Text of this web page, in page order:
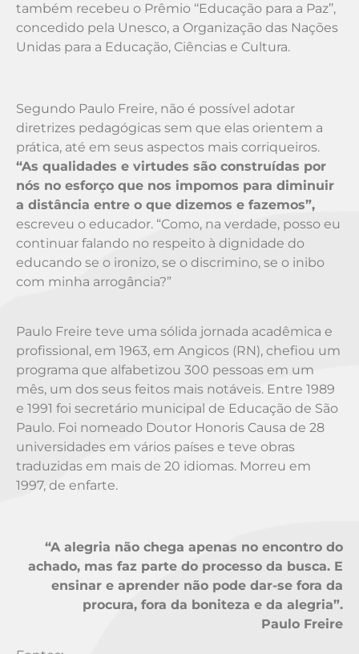
também recebeu o Prêmio ‘‘Educação para a Paz’’,
concedido pela Unesco, a Organização das Nações
Unidas para a Educação, Ciências e Cultura.
Segundo Paulo Freire, não é possível adotar
diretrizes pedagógicas sem que elas orientem a
prática, até em seus aspectos mais corriqueiros.
“As qualidades e virtudes são construídas por
nós no esforço que nos impomos para diminuir
a distância entre o que dizemos e fazemos”,
escreveu o educador. “Como, na verdade, posso eu
continuar falando no respeito à dignidade do
educando se o ironizo, se o discrimino, se o inibo
com minha arrogância?”
Paulo Freire teve uma sólida jornada acadêmica e
profissional, em 1963, em Angicos (RN), chefiou um
programa que alfabetizou 300 pessoas em um
mês, um dos seus feitos mais notáveis. Entre 1989
e 1991 foi secretário municipal de Educação de São
Paulo. Foi nomeado Doutor Honoris Causa de 28
universidades em vários países e teve obras
traduzidas em mais de 20 idiomas. Morreu em
1997, de enfarte.
“A alegria não chega apenas no encontro do
achado, mas faz parte do processo da busca. E
ensinar e aprender não pode dar-se fora da
procura, fora da boniteza e da alegria”.
Paulo Freire